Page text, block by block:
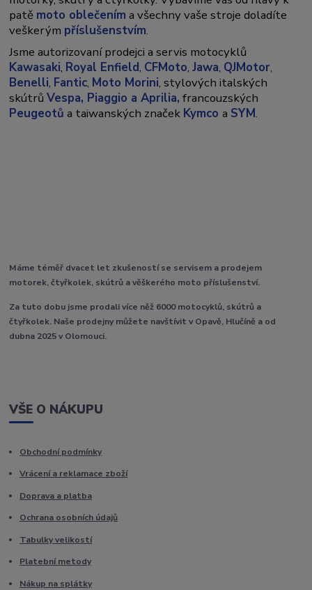
patě moto oblečením a všechny vaše stroje doladíte
veškerým příslušenstvím.
Jsme autorizovaní prodejci a servis motocyklů
Kawasaki, Royal Enfield, CFMoto,Jawa, QJMotor,
Benelli, Fantic, Moto Morini, stylových italských
skútrůVespa, Piaggio a Aprilia, francouzských
Peugeotů a taiwanských značek Kymcoa SYM.
Máme téměř dvacet let zkušeností se servisem a prodejem
motorek, čtyřkolek, skútrů a věškerého moto příslušenství.
Za tuto dobu jsme prodali více něž 6000 motocyklů, skútrů a
čtyřkolek. Naše prodejny můžete navštívit v Opavě, Hlučíně a od
dubna 2025 v Olomouci.
VŠE O NÁKUPU
Obchodní podmínky
Vrácení a reklamace zboží
Doprava a platba
Ochrana osobních údajů
Tabulky velikostí
Platební metody
Nákup na splátky